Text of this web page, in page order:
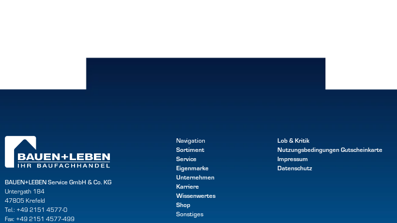
BAUEN+LEBEN Service GmbH & Co. KG
Untergath 184
47805 Krefeld
Tel.: +49 2151 4577-0
Fax: +49 2151 4577-499
Navigation
Sortiment
Service
Eigenmarke
Unternehmen
Karriere
Wissenwertes
Shop
Sonstiges
Lob & Kritik
NutzungsbedingungenGutscheinkarte
Impressum
Datenschutz